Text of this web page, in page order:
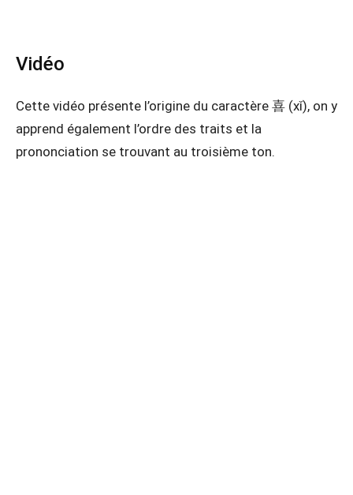
Vidéo
Cette vidéo présente l’origine du caractère 喜 (xǐ), on y
apprend également l’ordre des traits et la
prononciation se trouvant au troisième ton.